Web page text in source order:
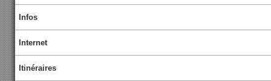
Infos
Internet
Itinéraires